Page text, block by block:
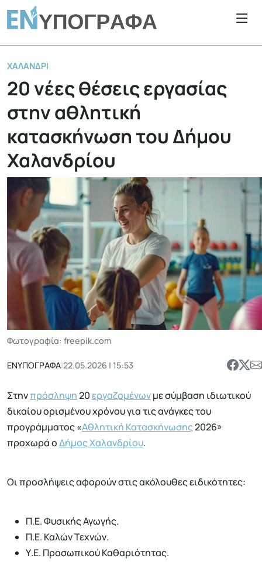
ΧΑΛΆΝΔΡΙ
20 νέες θέσεις εργασίας
στην αθλητική
κατασκήνωση του Δήμου
Χαλανδρίου
Φωτογραφία: freepik.com
ΕΝΥΠΟΓΡΑΦΑ|22.05.2026 | 15:53
Στηνπρόσληψη20εργαζομένωνμε σύμβαση ιδιωτικού
δικαίου ορισμένου χρόνου για τις ανάγκες του
προγράμματος «Αθλητική Κατασκήνωσης2026»
προχωρά οΔήμος Χαλανδρίου.
Οι προσλήψεις αφορούν στις ακόλουθες ειδικότητες:
Π.Ε. Φυσικής Αγωγής.
Π.Ε. Καλών Τεχνών.
Υ.Ε. Προσωπικού Καθαριότητας.